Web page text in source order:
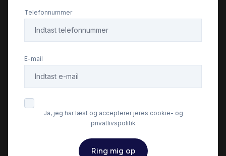
Parkeringssensor bagved
Telefonnummer
E-mail
Ja, jeg har læst og accepterer jeres cookie- og
privatlivspolitik
Ring mig op